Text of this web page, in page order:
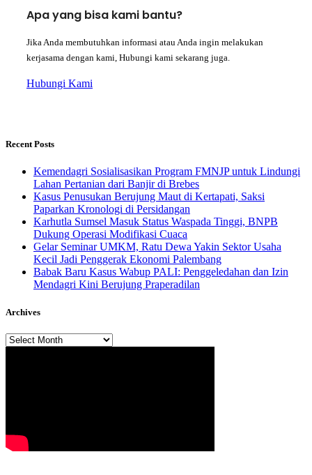
Apa yang bisa kami bantu?
Jika Anda membutuhkan informasi atau Anda ingin melakukan
kerjasama dengan kami, Hubungi kami sekarang juga.
Hubungi Kami
Recent Posts
Kemendagri Sosialisasikan Program FMNJP untuk Lindungi
Lahan Pertanian dari Banjir di Brebes
Kasus Penusukan Berujung Maut di Kertapati, Saksi
Paparkan Kronologi di Persidangan
Karhutla Sumsel Masuk Status Waspada Tinggi, BNPB
Dukung Operasi Modifikasi Cuaca
Gelar Seminar UMKM, Ratu Dewa Yakin Sektor Usaha
Kecil Jadi Penggerak Ekonomi Palembang
Babak Baru Kasus Wabup PALI: Penggeledahan dan Izin
Mendagri Kini Berujung Praperadilan
Archives
Archives